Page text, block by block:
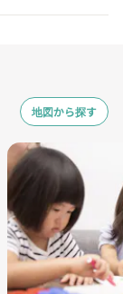
地図から探す